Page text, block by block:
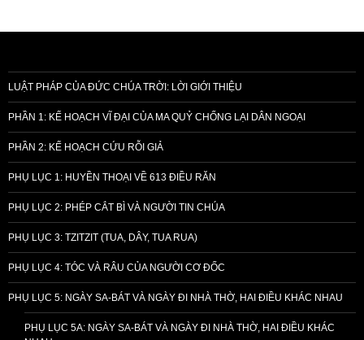
LUẬT PHÁP CỦA ĐỨC CHÚA TRỜI: LỜI GIỚI THIỆU
PHẦN 1: KẾ HOẠCH VĨ ĐẠI CỦA MA QUỶ CHỐNG LẠI DÂN NGOẠI
PHẦN 2: KẾ HOẠCH CỨU RỖI GIẢ
PHỤ LỤC 1: HUYỀN THOẠI VỀ 613 ĐIỀU RĂN
PHỤ LỤC 2: PHÉP CẮT BÌ VÀ NGƯỜI TIN CHÚA
PHỤ LỤC 3: TZITZIT (TUA, DÂY, TUA RUA)
PHỤ LỤC 4: TÓC VÀ RÂU CỦA NGƯỜI CƠ ĐỐC
PHỤ LỤC 5: NGÀY SA-BÁT VÀ NGÀY ĐI NHÀ THỜ, HAI ĐIỀU KHÁC NHAU
PHỤ LỤC 5A: NGÀY SA-BÁT VÀ NGÀY ĐI NHÀ THỜ, HAI ĐIỀU KHÁC